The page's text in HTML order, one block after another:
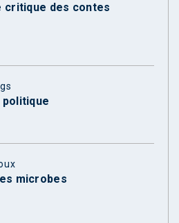
critique des contes
microbes